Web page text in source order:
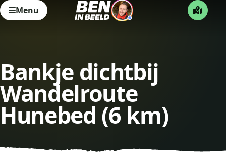
Menu
Bankje dichtbij
Wandelroute
Hunebed (6 km)